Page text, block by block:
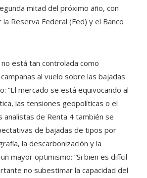
mitad del próximo año, con
Reserva Federal (Fed) y el Banco
está tan controlada como
al vuelo sobre las bajadas
“El mercado se está equivocando al
las tensiones geopolíticas o el
analistas de Renta 4 también se
de bajadas de tipos por
la descarbonización y la
mayor optimismo: “Si bien es difícil
no subestimar la capacidad del